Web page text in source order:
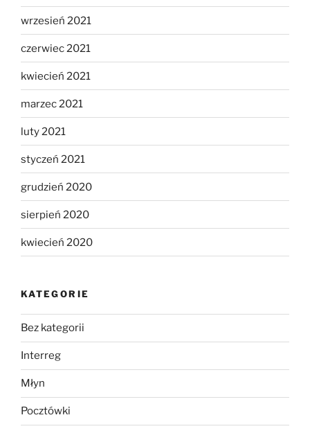
wrzesień 2021
czerwiec 2021
kwiecień 2021
marzec 2021
luty 2021
styczeń 2021
grudzień 2020
sierpień 2020
kwiecień 2020
KATEGORIE
Bez kategorii
Interreg
Młyn
Pocztówki